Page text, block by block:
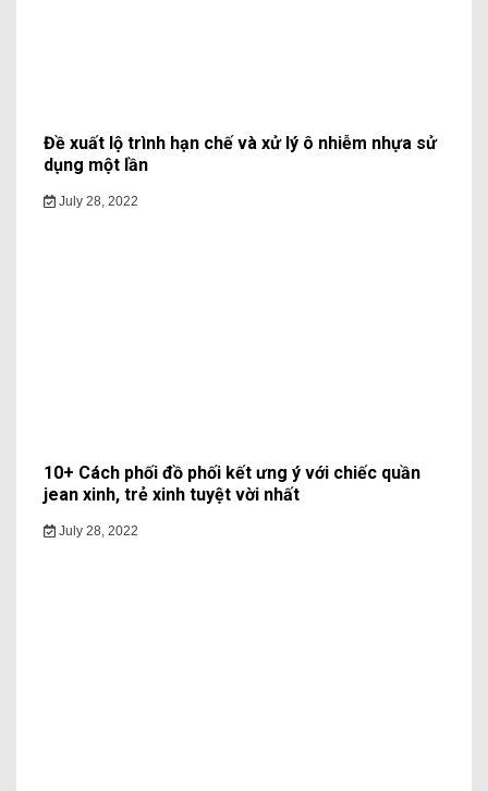
Đề xuất lộ trình hạn chế và xử lý ô nhiễm nhựa sử
dụng một lần
July 28, 2022
10+ Cách phối đồ phối kết ưng ý với chiếc quần
jean xinh, trẻ xinh tuyệt vời nhất
July 28, 2022